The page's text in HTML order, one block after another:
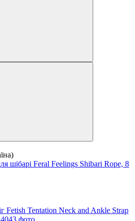
шібарі Feral Feelings Shibari Rope, 8